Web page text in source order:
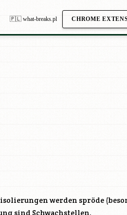
🇵🇱 what-breaks.pl CHROME
werden spröde
sind Schwachstellen.